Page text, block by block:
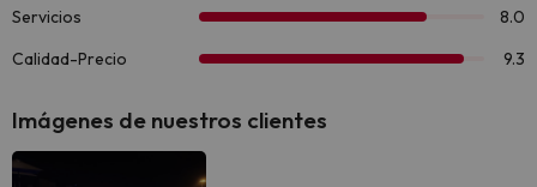
Imágenes de nuestros clientes